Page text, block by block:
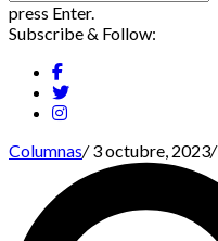
press Enter.
Subscribe & Follow:
Columnas/3 octubre, 2023/